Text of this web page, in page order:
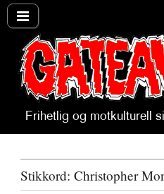
Gateavisa
Frihetlig og motkulturell
Stikkord: Christopher